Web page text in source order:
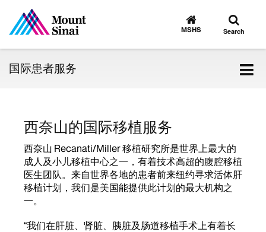
Go
to
MSHS
Toggle
search
Search
国际患者服务
西奈山的国际移植服务
西奈山 Recanati/Miller 移植研究所是世界上最大的
成人及小儿移植中心之一，有着技术高超的腹腔移植
医生团队。来自世界各地的患者前来纽约寻求活体肝
移植计划，我们是美国能提供此计划的最大机构之
一。
“我们在肝脏、肾脏、胰脏及肠道移植手术上有着长